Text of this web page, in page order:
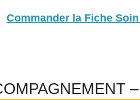
Commander la Fiche Soin